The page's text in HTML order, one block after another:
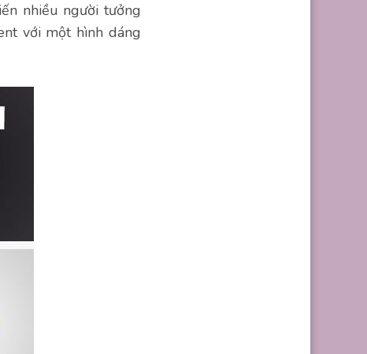
nhiều người tưởng
với một hình dáng